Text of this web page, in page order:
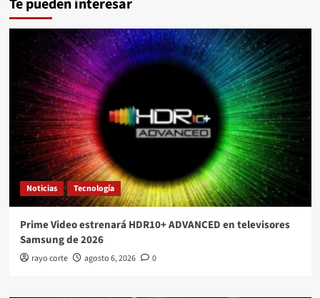
Te pueden interesar
Noticias Tecnología
Prime Video estrenará HDR10+ ADVANCED en televisores
Samsung de 2026
rayo corte agosto 6, 2026 0